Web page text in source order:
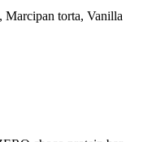
, Marcipan torta, Vanilla